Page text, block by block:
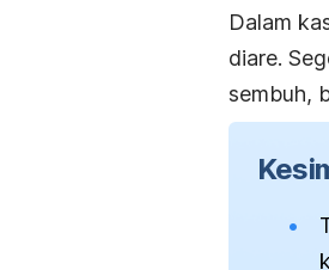
Dalam
diare.
sembuh,